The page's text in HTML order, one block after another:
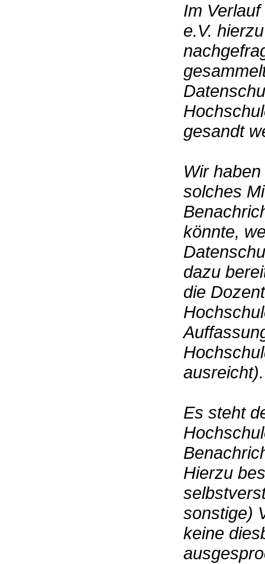
Im
e.V.
gesandt
Wir
solches
könnte,
dazu
die
ausreicht).
Es steht
Hierzu
sonstige)
keine